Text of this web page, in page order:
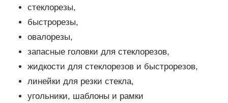
стеклорезы,
быстрорезы,
овалорезы,
запасные головки для стеклорезов,
жидкости для стеклорезов и быстрорезов,
линейки для резки стекла,
угольники, шаблоны и рамки